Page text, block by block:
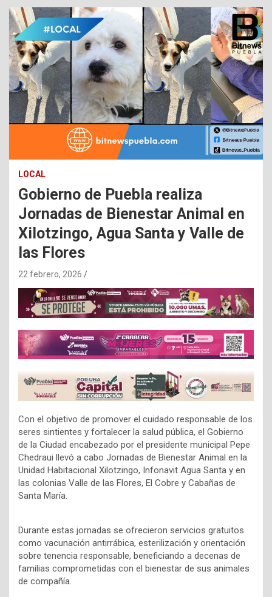
LOCAL
Gobierno de Puebla realiza
Jornadas de Bienestar Animal en
Xilotzingo, Agua Santa y Valle de
las Flores
22 febrero, 2026
Con el objetivo de promover el cuidado responsable de los
seres sintientes y fortalecer la salud pública, el Gobierno
de la Ciudad encabezado por el presidente municipal Pepe
Chedraui llevó a cabo Jornadas de Bienestar Animal en la
Unidad Habitacional Xilotzingo, Infonavit Agua Santa y en
las colonias Valle de las Flores, El Cobre y Cabañas de
Santa María.
Durante estas jornadas se ofrecieron servicios gratuitos
como vacunación antirrábica, esterilización y orientación
sobre tenencia responsable, beneficiando a decenas de
familias comprometidas con el bienestar de sus animales
de compañía.